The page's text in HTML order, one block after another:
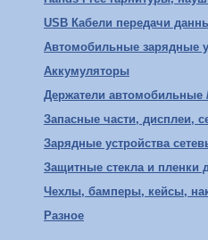
USB Кабели передачи
Автомобильные зарядные
Аккумуляторы
Держатели автомобильные
Запасные части, дисплеи,
Зарядные устройства
Защитные стекла и пленки
Чехлы, бамперы, кейсы,
Разное